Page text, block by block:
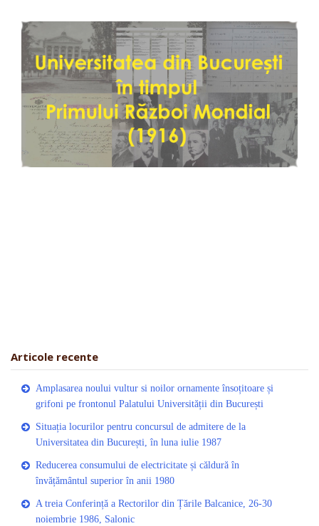
Articole recente
Amplasarea noului vultur si noilor ornamente însoțitoare și
grifoni pe frontonul Palatului Universității din București
Situația locurilor pentru concursul de admitere de la
Universitatea din București, în luna iulie 1987
Reducerea consumului de electricitate și căldură în
învățământul superior în anii 1980
A treia Conferință a Rectorilor din Țările Balcanice, 26-30
noiembrie 1986, Salonic